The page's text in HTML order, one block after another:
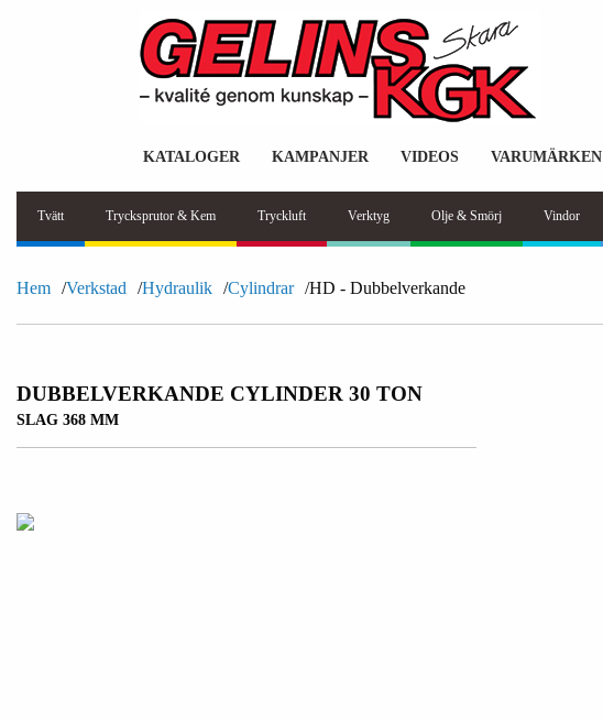
KATALOGER KAMPANJER VIDEOS VARUMÄRKEN
Tvätt Trycksprutor & Kem Tryckluft Verktyg Olje & Smörj Vindor
Hem Verkstad Hydraulik Cylindrar HD - Dubbelverkande
DUBBELVERKANDE CYLINDER 30 TON
SLAG 368 MM